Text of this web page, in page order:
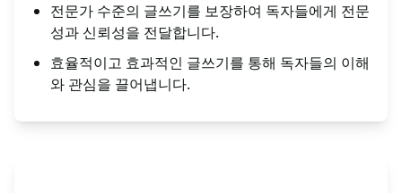
전문가 수준의 글쓰기를 보장하여 독자들에게 전문
성과 신뢰성을 전달합니다.
효율적이고 효과적인 글쓰기를 통해 독자들의 이해
와 관심을 끌어냅니다.